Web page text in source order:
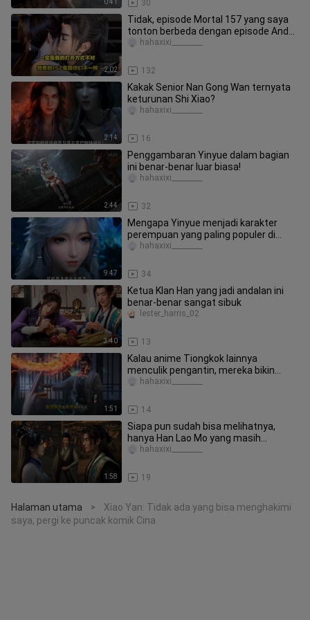
0:41 30
2:02
Tidak, episode Mortal 157 yang saya
tonton berbeda dengan episode Anda.
Saya mungkin salah membacany
132
hahaxixi_________
2:14
Kakak Senior Nan Gong Wan ternyata
keturunan Shi Xiao?
16
hahaxixi_________
2:44
Penggambaran Yinyue dalam bagian
ini benar-benar luar biasa!
32
hahaxixi_________
9:47
Mengapa Yinyue menjadi karakter
perempuan yang paling populer di
kalangan masyarakat umum
34
hahaxixi_________
3:40
Ketua Klan Han yang jadi andalan ini
benar-benar sangat sibuk
13
lester_harris_02
1:51
Kalau anime Tiongkok lainnya
menculik pengantin, mereka bikin
keributan di pesta pernikahan; kalau H
14
hahaxixi_________
1:58
Siapa pun sudah bisa melihatnya,
hanya Han Lao Mo yang masih
berpura-pura
19
hahaxixi_________
Halaman utama >
Xiao Yan: Tidak ada yang bisa menghakimi
saya, pergi ke puncak komik Cina